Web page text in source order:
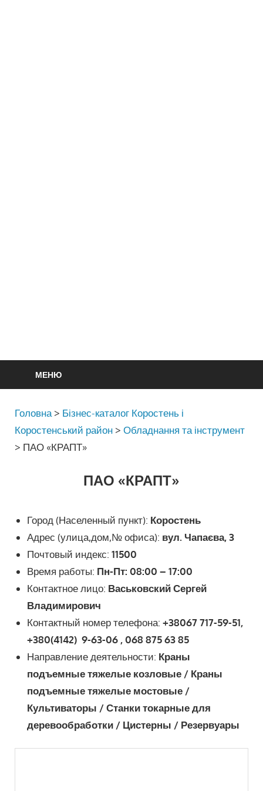
МЕНЮ
Головна > Бізнес-каталог Коростень і
Коростенський район >Обладнання та інструмент
> ПАО «КРАПТ»
ПАО «КРАПТ»
Город (Населенный пункт): Коростень
Адрес (улица,дом,№ офиса): вул. Чапаєва, 3
Почтовый индекс: 11500
Время работы: Пн-Пт: 08:00 – 17:00
Контактное лицо: Васьковский Сергей
Владимирович
Контактный номер телефона: +38067 717-59-51,
+380(4142) 9-63-06 , 068 875 63 85
Направление деятельности: Краны
подъемные тяжелые козловые / Краны
подъемные тяжелые мостовые /
Культиваторы / Станки токарные для
деревообработки / Цистерны / Резервуары